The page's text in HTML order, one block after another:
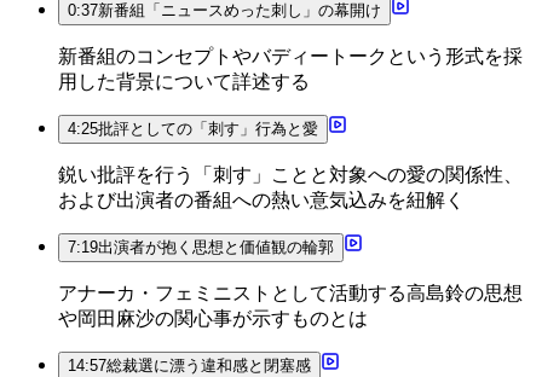
0:37新番組「ニュースめった刺し」の幕開け
新番組のコンセプトやバディートークという形式を採
用した背景について詳述する
4:25批評としての「刺す」行為と愛
鋭い批評を行う「刺す」ことと対象への愛の関係性、
および出演者の番組への熱い意気込みを紐解く
7:19出演者が抱く思想と価値観の輪郭
アナーカ・フェミニストとして活動する高島鈴の思想
や岡田麻沙の関心事が示すものとは
14:57総裁選に漂う違和感と閉塞感